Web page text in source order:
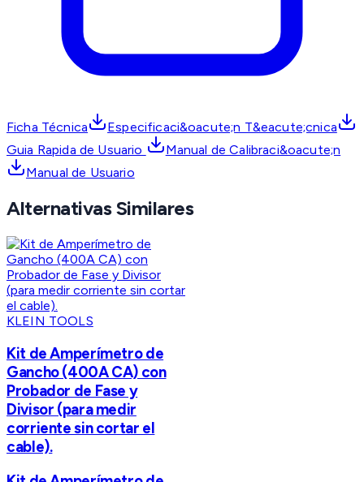
Ficha Técnica
Especificaci&oacute;n T&eacute;cnica
Guia Rapida de Usuario
Manual de Calibraci&oacute;n
Manual de Usuario
Alternativas Similares
KLEIN TOOLS
Kit de Amperímetro de
Gancho (400A CA) con
Probador de Fase y
Divisor (para medir
corriente sin cortar el
cable).